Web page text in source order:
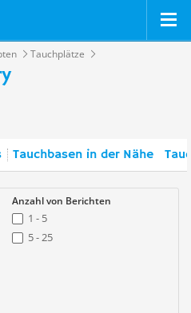
Tauchplätze
Tauchbasen in der Nähe
Anzahl von Berichten
1 - 5
5 - 25